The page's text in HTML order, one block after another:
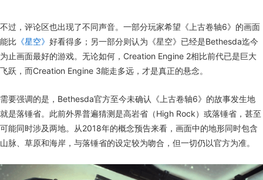
不过，评论区也出现了不同声音。一部分玩家希望《上古卷轴6》的画面
能比 《星空》 好看得多；另一部分则认为《星空》已经是Bethesda迄今
为止画面最好的游戏。无论如何，Creation Engine 2相比前代已是巨大
飞跃，而Creation Engine 3能走多远，才是真正的悬念。
需要强调的是，Bethesda官方至今未确认《上古卷轴6》的故事发生地
就是落锤省。此前外界普遍猜测是高岩省（High Rock）或落锤省，甚至
可能同时涉及两地。从2018年的概念预告来看，画面中的地形同时包含
山脉、草原和海岸，与落锤省的设定较为吻合，但一切仍以官方为准。